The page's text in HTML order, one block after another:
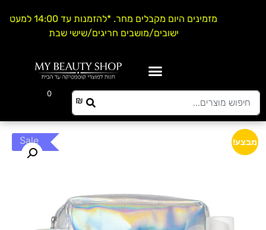
מזמינים היום מקבלים מחר. *להזמנות עד 14:00 למעט
ישובים/מושבים חריגים/שישי שבת
₪
0
Sale מבצע!